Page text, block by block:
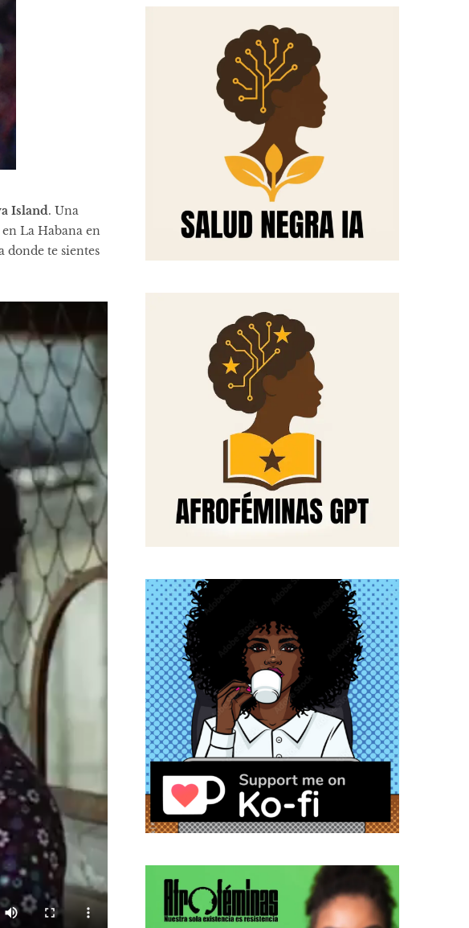
Island. Una
en La Habana en
donde te sientes